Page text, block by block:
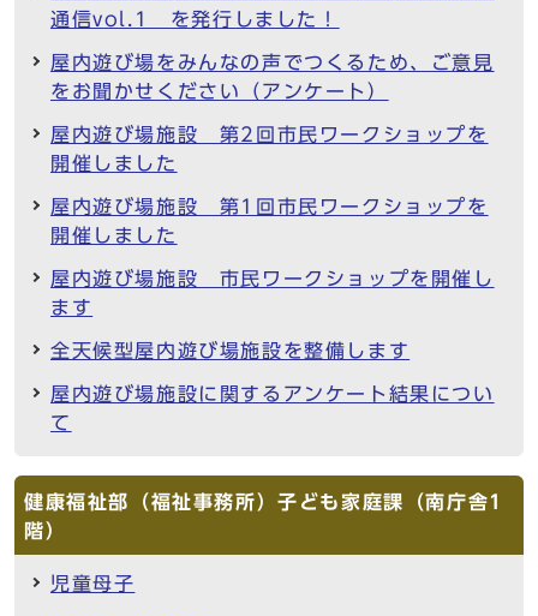
通信vol.1 を発行しました！
屋内遊び場をみんなの声でつくるため、ご意見
をお聞かせください（アンケート）
屋内遊び場施設 第2回市民ワークショップを
開催しました
屋内遊び場施設 第1回市民ワークショップを
開催しました
屋内遊び場施設 市民ワークショップを開催し
ます
全天候型屋内遊び場施設を整備します
屋内遊び場施設に関するアンケート結果につい
て
健康福祉部（福祉事務所）子ども家庭課（南庁舎1
階）
児童母子